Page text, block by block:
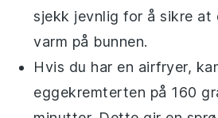
sjekk jevnlig for å sikre at
varm på bunnen.
Hvis du har en airfryer,
eggekremterten på 160